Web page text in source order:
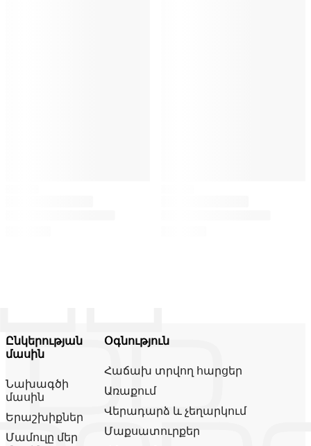
Ընկերության
մասին
Նախագծի
մասին
Երաշխիքներ
Մամուլը մեր
Օգնություն
Հաճախ տրվող հարցեր
Առաքում
Վերադարձ և չեղարկում
Մաքսատուրքեր